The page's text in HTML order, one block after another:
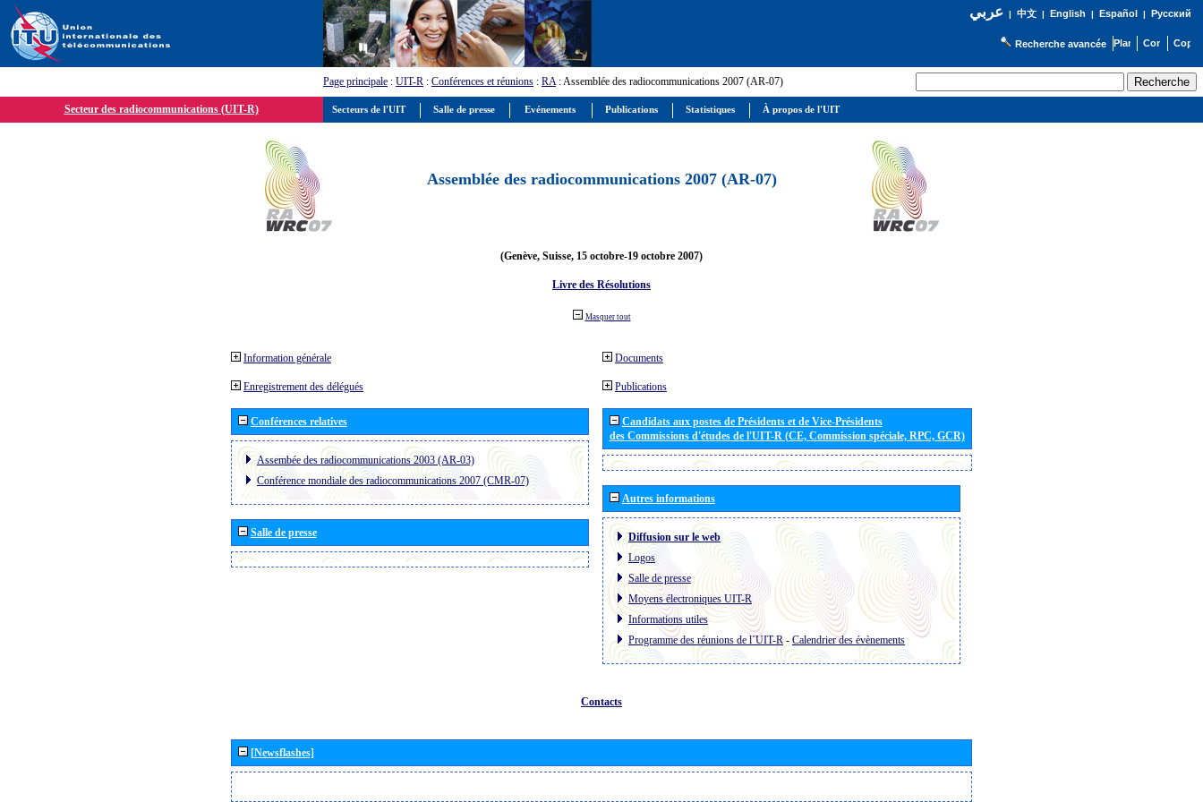
عربي| 中文| English | Español | Русский
Recherche avancée
Page principale : UIT-R : Conférences et réunions : RA: Assemblée des radiocommunications 2007 (AR-07)
Secteur des radiocommunications (UIT-R)
Assemblée des radiocommunications 2007 (AR-07)
(Genève, Suisse, 15 octobre-19 octobre 2007)
Livre des Résolutions
Masquer tout
Information générale
Enregistrement des délégués
Conférences relatives
Assembée des radiocommunications 2003 (AR-03)
Conférence mondiale des radiocommunications 2007 (CMR-07)
Salle de presse
Documents
Publications
Candidats aux postes de Présidents et de Vice-Présidents
des Commissions d'études de l'UIT-R (CE, Commission spéciale, RPC, GCR)
Autres informations
Diffusion sur le web
Logos
Salle de presse
Moyens électroniques UIT-R
Informations utiles
Programme des réunions de l´UIT-R- Calendrier des évènements
Contacts
[Newsflashes]
Secteurs de l'UIT Salle de presse Evénements Publications Statistiques À propos de l'UIT